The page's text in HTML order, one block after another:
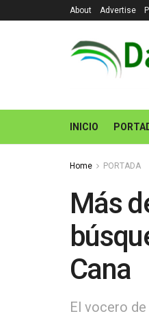
About Advertise
INICIO
Home PORTADA
Más
Cana
El vocero